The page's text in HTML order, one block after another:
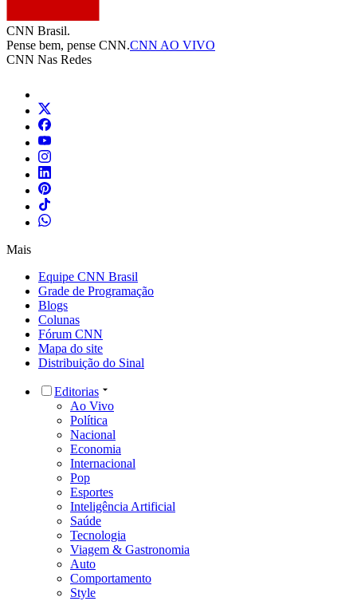
CNN Brasil.
Pense bem, pense CNN.CNN AO VIVO
CNN Nas Redes
Mais
Equipe CNN Brasil
Grade de Programação
Blogs
Colunas
Fórum CNN
Mapa do site
Distribuição do Sinal
Editorias
Ao Vivo
Política
Nacional
Economia
Internacional
Pop
Esportes
Inteligência Artificial
Saúde
Tecnologia
Viagem & Gastronomia
Auto
Comportamento
Style